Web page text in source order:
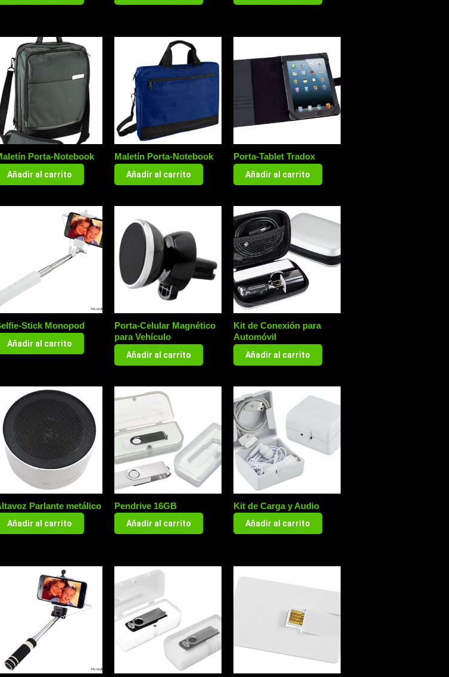
Porta-Notebook
Añadir al carrito
Maletín Porta-Notebook
Añadir al carrito
Porta-Tablet Tradox
Añadir al carrito
Stick Monopod
Añadir al carrito
Porta-Celular Magnético
para Vehículo
Añadir al carrito
Kit de Conexión para
Automóvil
Añadir al carrito
Parlante metálico
Añadir al carrito
Pendrive 16GB
Añadir al carrito
Kit de Carga y Audio
Añadir al carrito